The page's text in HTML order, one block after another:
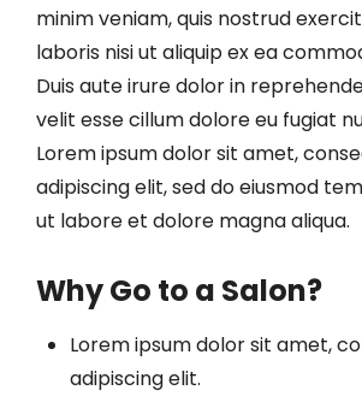
minim veniam, quis nostrud
laboris nisi ut aliquip ex ea
Duis aute irure dolor in
velit esse cillum dolore eu fugiat
Lorem ipsum dolor sit amet,
adipiscing elit, sed do eiusmod
ut labore et dolore magna aliqua.
Why Go to a Salon?
Lorem ipsum dolor sit amet,
adipiscing elit.